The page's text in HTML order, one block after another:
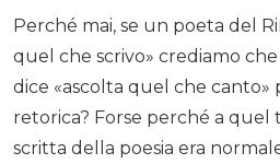
Perché mai, se un poeta del
quel che scrivo» crediamo che
dice «ascolta quel che canto»
retorica? Forse perché a quel
scritta della poesia era